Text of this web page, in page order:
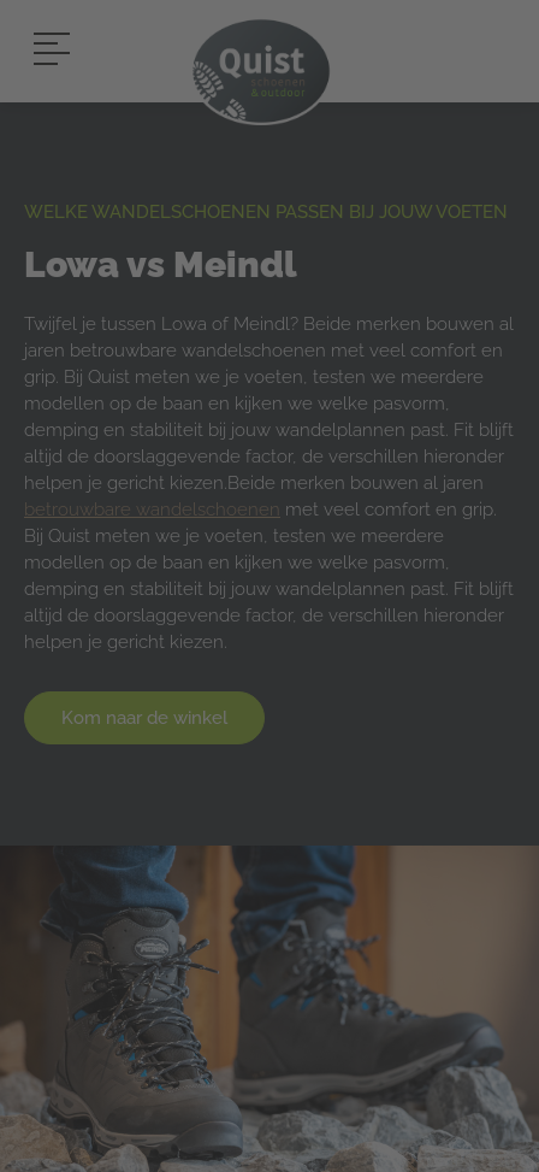
WELKE WANDELSCHOENEN PASSEN BIJ JOUW VOETEN
Lowa vs Meindl
Twijfel je tussen Lowa of Meindl? Beide merken bouwen al
jaren betrouwbare wandelschoenen met veel comfort en
grip. Bij Quist meten we je voeten, testen we meerdere
modellen op de baan en kijken we welke pasvorm,
demping en stabiliteit bij jouw wandelplannen past. Fit blijft
altijd de doorslaggevende factor, de verschillen hieronder
helpen je gericht kiezen.Beide merken bouwen al jaren
betrouwbare wandelschoenen met veel comfort en grip.
Bij Quist meten we je voeten, testen we meerdere
modellen op de baan en kijken we welke pasvorm,
demping en stabiliteit bij jouw wandelplannen past. Fit blijft
altijd de doorslaggevende factor, de verschillen hieronder
helpen je gericht kiezen.
Kom naar de winkel